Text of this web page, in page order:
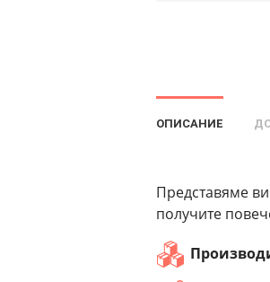
ОПИСАНИЕ
Представяме
получите